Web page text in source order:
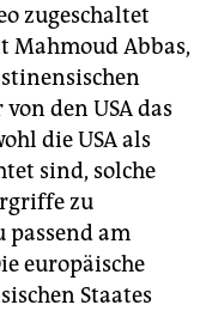
zugeschaltet
Mahmoud Abbas,
den USA das
die USA als
sind, solche
zu
passend am
europäische
Staates